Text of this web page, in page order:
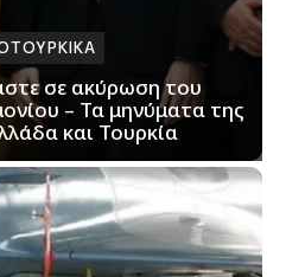
σε ακύρωση του
– Τα μηνύματα της
και Τουρκία